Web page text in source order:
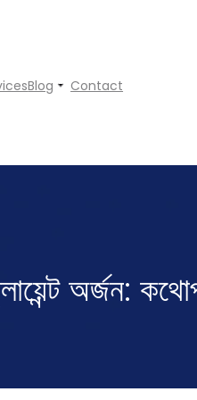
Blog Contact
অর্জন: